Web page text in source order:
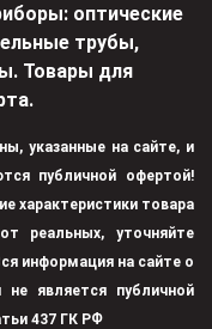
оптические
трубы,
Товары для
указанные на сайте, и
публичной офертой!
характеристики товара
реальных, уточняйте
информация на сайте о
не является публичной
437 ГК РФ